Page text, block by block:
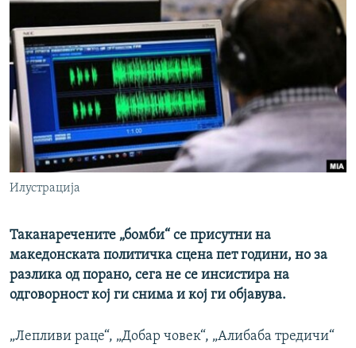
СЛЕДЕТЕ НЕ
РСЕ веб страници
Илустрација
Таканаречените „бомби“ се присутни на
македонската политичка сцена пет години, но за
разлика од порано, сега не се инсистира на
одговорност кој ги снима и кој ги објавува.
„Лепливи раце“, „Добар човек“, „Алибаба тредичи“